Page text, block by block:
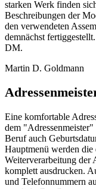
starken Werk finden
Beschreibungen der
den verwendeten
demnächst
DM.
Martin D. Goldmann
Eine komfortable
dem
Beruf auch
Hauptmenü werden
Weiterverarbeitung der
komplett ausdrucken.
und Telefonnummern